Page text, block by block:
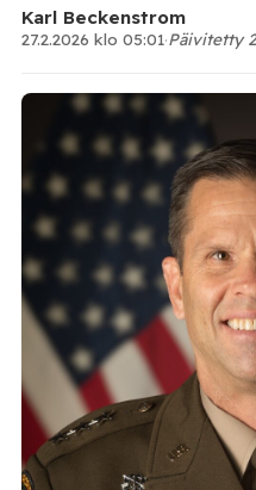
Karl Beckenstrom
27.2.2026 klo 05:01·Päivitetty